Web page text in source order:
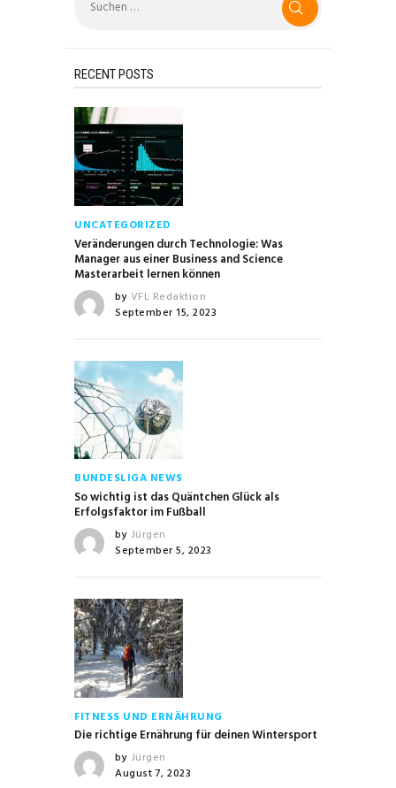
nach:
RECENT POSTS
UNCATEGORIZED
Veränderungen durch Technologie: Was
Manager aus einer Business and Science
Masterarbeit lernen können
by VFL Redaktion
September 15, 2023
BUNDESLIGA NEWS
So wichtig ist das Quäntchen Glück als
Erfolgsfaktor im Fußball
by Jürgen
September 5, 2023
FITNESS UND ERNÄHRUNG
Die richtige Ernährung für deinen Wintersport
by Jürgen
August 7, 2023